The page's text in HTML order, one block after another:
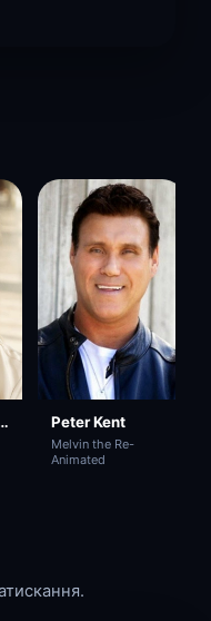
Peter Kent
Melvin the Re-
Animated